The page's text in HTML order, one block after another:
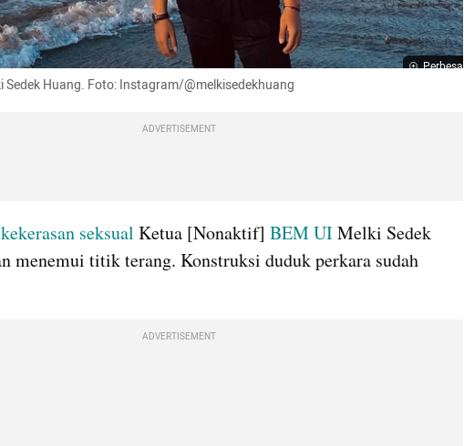
Perbesar
Sedek Huang. Foto: Instagram/@melkisedekhuang
ADVERTISEMENT
kekerasan seksual Ketua [Nonaktif] BEM UI Melki Sedek
menemui titik terang. Konstruksi duduk perkara sudah
ADVERTISEMENT